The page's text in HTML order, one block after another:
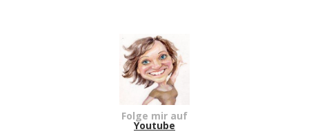
Folge mir auf
Youtube